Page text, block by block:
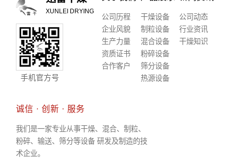
XUNLEI DRYING
手机官方号
公司历程
企业风貌
生产力量
资质证书
合作客户
干燥设备
制粒设备
混合设备
粉碎设备
筛分设备
热源设备
公司动态
行业资讯
干燥知识
诚信 · 创新 · 服务
我们是一家专业从事干燥、混合、制粒、
粉碎、输送、筛分等设备 研发及制造的技
术企业。